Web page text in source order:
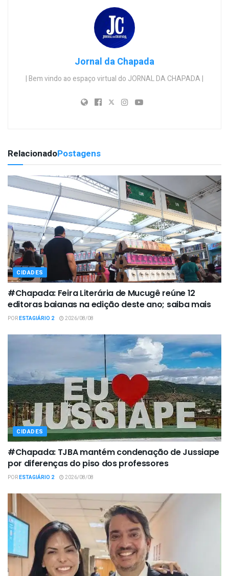
Jornal da Chapada
| Bem vindo ao espaço virtual do JORNAL DA CHAPADA |
RelacionadoPostagens
CIDADES
#Chapada: Feira Literária de Mucugê reúne 12
editoras baianas na edição deste ano; saiba mais
PORESTAGIÁRIO 2 2026/08/08
CIDADES
#Chapada: TJBA mantém condenação de Jussiape
por diferenças do piso dos professores
PORESTAGIÁRIO 2 2026/08/08